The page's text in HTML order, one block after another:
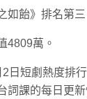
如飴》排名第三
4809萬。
日短劇熱度排
詞課的每日更新